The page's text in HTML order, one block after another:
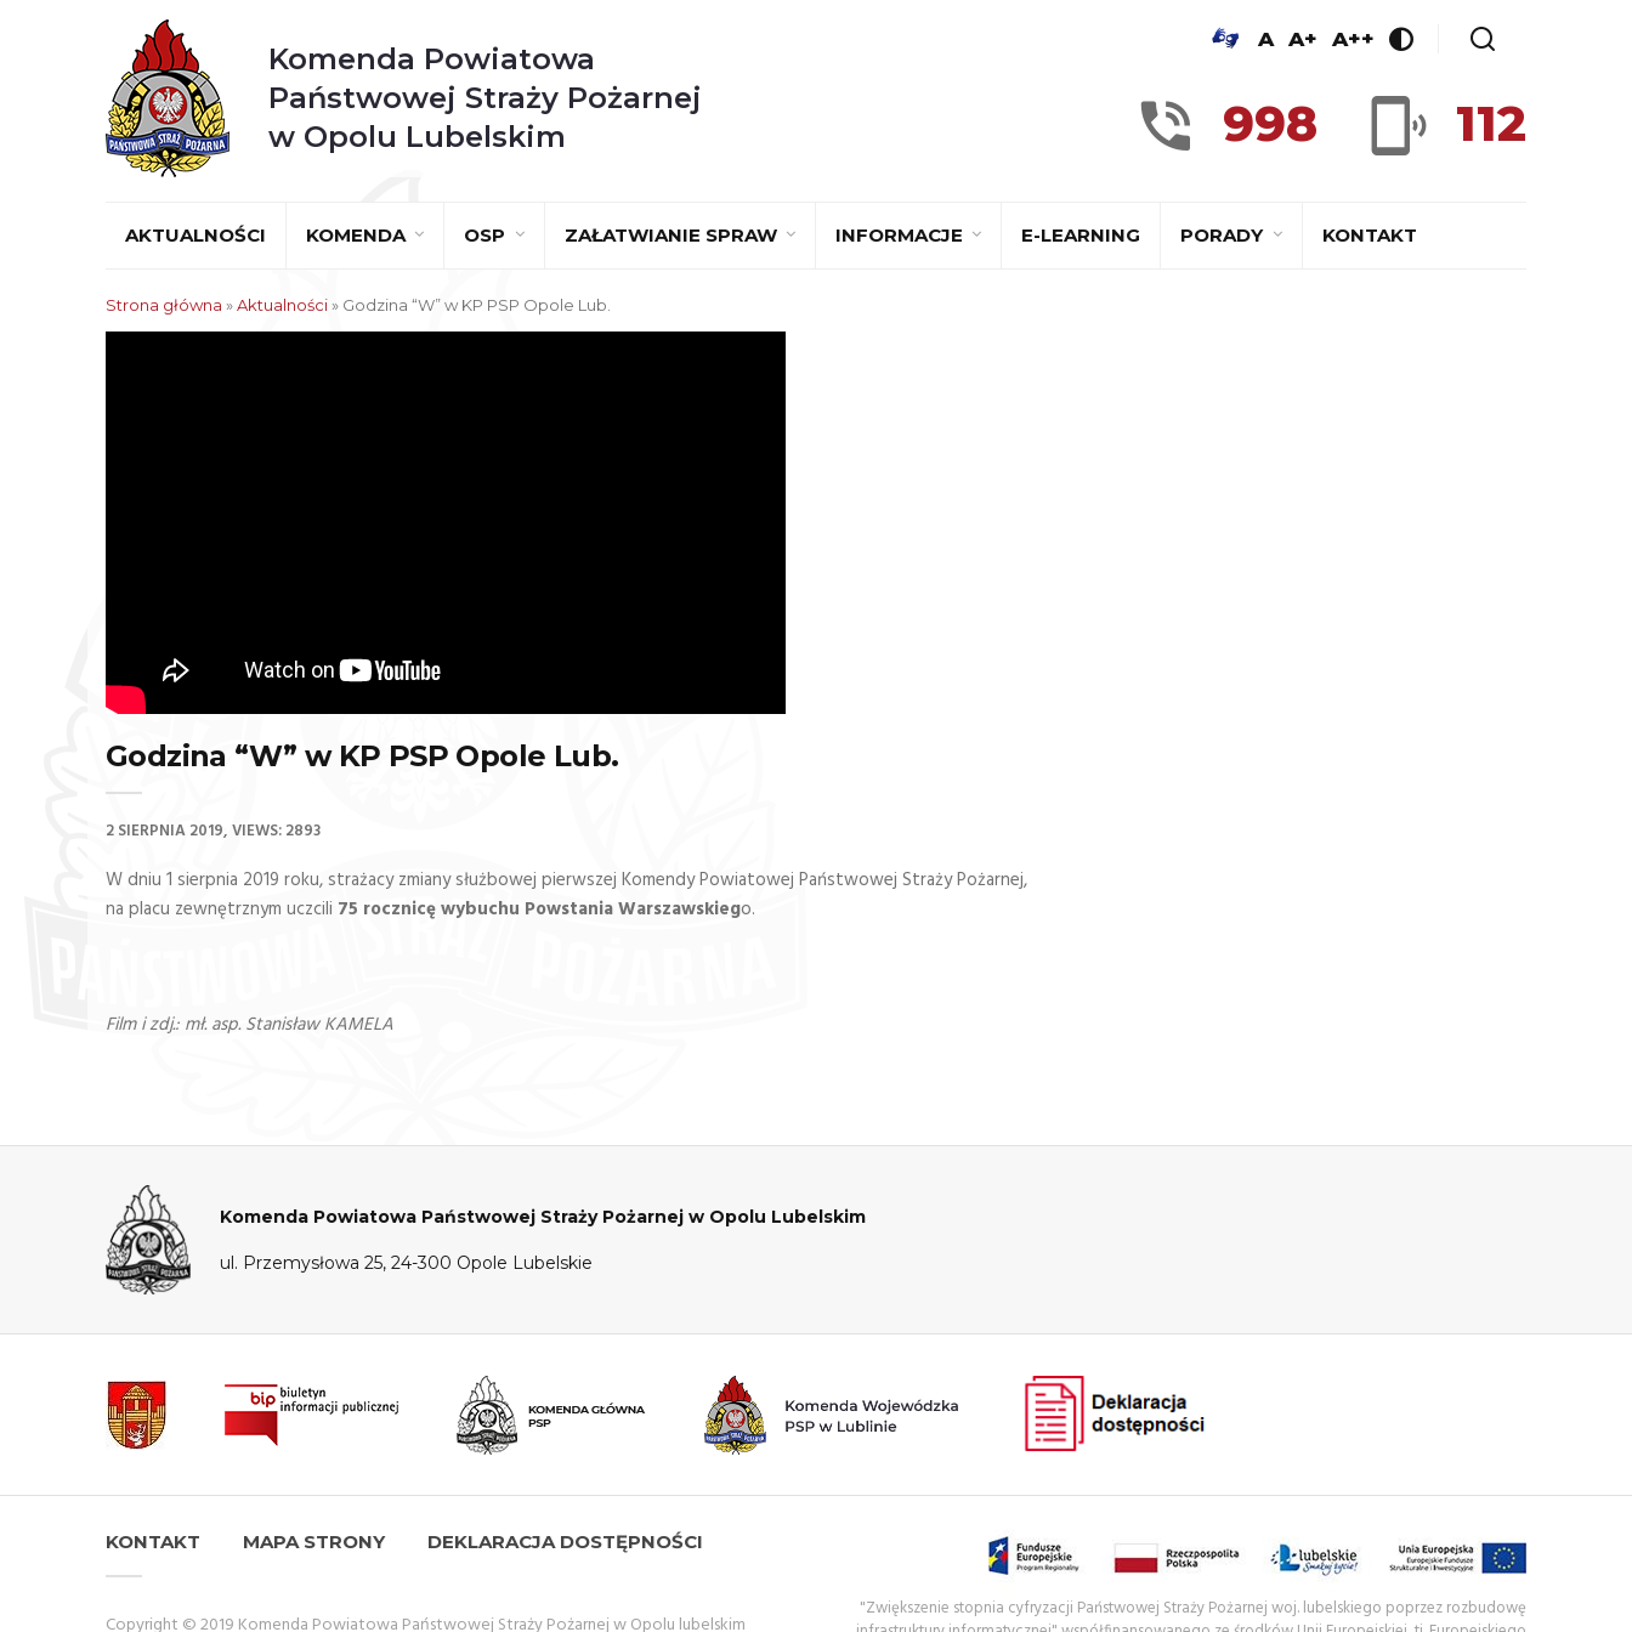
Komenda Powiatowa
Państwowej Straży Pożarnej
w Opolu Lubelskim
A A+ A++
998 112
AKTUALNOŚCI KOMENDA OSP ZAŁATWIANIE SPRAW INFORMACJE E-LEARNING PORADY KONTAKT
Strona główna »Aktualności» Godzina “W” w KP PSP Opole Lub.
Godzina “W” w KP PSP Opole Lub.
2 SIERPNIA 2019 VIEWS: 2893
W dniu 1 sierpnia 2019 roku, strażacy zmiany służbowej pierwszej Komendy Powiatowej Państwowej Straży Pożarnej,
na placu zewnętrznym uczcili 75 rocznicę wybuchu Powstania Warszawskiego.
Film i zdj.: mł. asp. Stanisław KAMELA
Komenda Powiatowa Państwowej Straży Pożarnej w Opolu Lubelskim
ul. Przemysłowa 25, 24-300 Opole Lubelskie
KONTAKT MAPA STRONY DEKLARACJA DOSTĘPNOŚCI
Copyright © 2019 Komenda Powiatowa Państwowej Straży Pożarnej w Opolu lubelskim
"Zwiększenie stopnia cyfryzacji Państwowej Straży Pożarnej woj. lubelskiego poprzez rozbudowę